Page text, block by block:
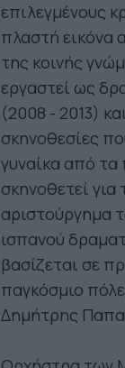
επιλεγμένους
πλαστή εικόνα
της κοινής
εργαστεί ως
(2008 - 2013)
σκηνοθεσίες
γυναίκα από τα
σκηνοθετεί
αριστούργημα
ισπανού
βασίζεται σε
παγκόσμιο
Δημήτρης